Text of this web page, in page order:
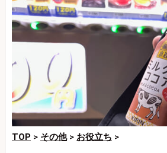
TOP > その他> お役立ち >